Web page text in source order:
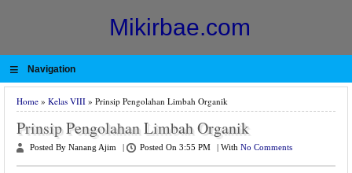
Mikirbae.com
≡ Navigation
Home » Kelas VIII » Prinsip Pengolahan Limbah Organik
Prinsip Pengolahan Limbah Organik
Posted By Nanang Ajim Posted On 3:55 PM With No Comments